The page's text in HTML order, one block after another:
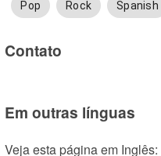
Pop Rock Spanish
Contato
Em outras línguas
Veja esta página em Inglês: